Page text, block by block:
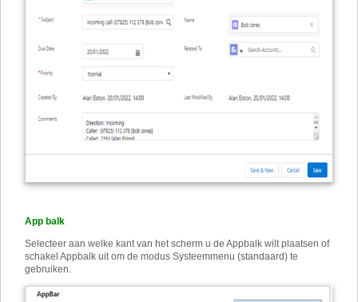
App balk
Selecteer aan welke kant van het scherm u de Appbalk wilt plaatsen of
schakel Appbalk uit om de modus Systeemmenu (standaard) te
gebruiken.